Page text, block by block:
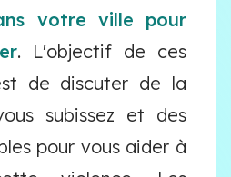
votre ville pour
. L'objectif de ces
de discuter de la
subissez et des
pour vous aider à